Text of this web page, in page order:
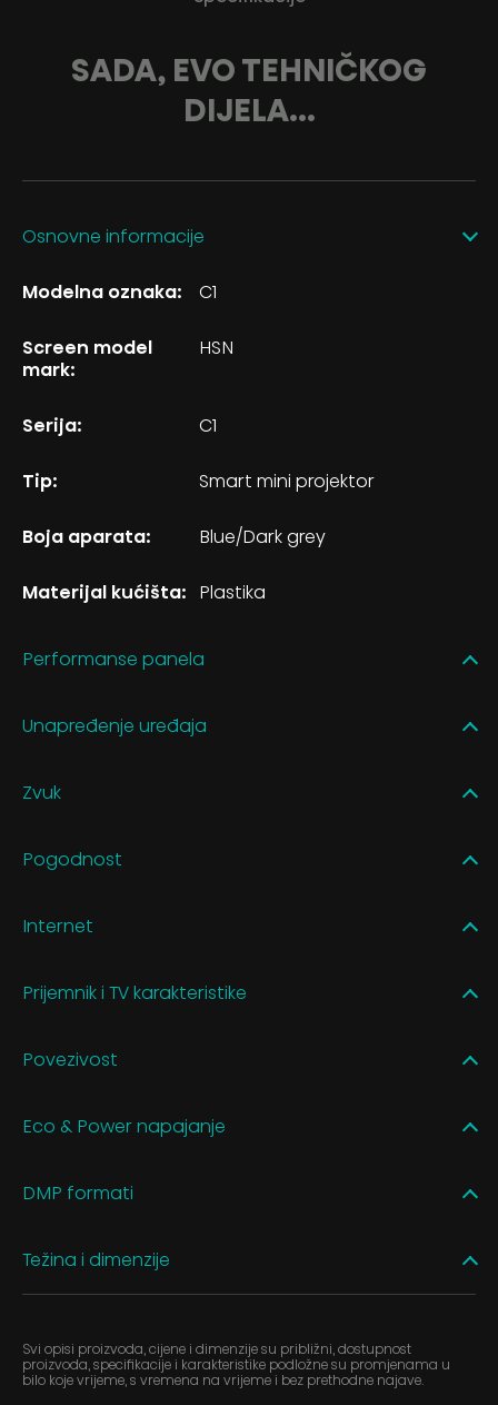
SADA, EVO TEHNIČKOG
DIJELA...
Osnovne informacije
Modelna oznaka: C1
Screen model
mark:
HSN
Serija: C1
Tip: Smart mini projektor
Boja aparata: Blue/Dark grey
Materijal kućišta: Plastika
Performanse panela
Unapređenje uređaja
Zvuk
Pogodnost
Internet
Prijemnik i TV karakteristike
Povezivost
Eco & Power napajanje
DMP formati
Težina i dimenzije
Svi opisi proizvoda, cijene i dimenzije su približni, dostupnost
proizvoda, specifikacije i karakteristike podložne su promjenama u
bilo koje vrijeme, s vremena na vrijeme i bez prethodne najave.